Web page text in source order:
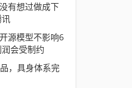
有想过做成下
源模型不影响6
会受制约
，具身体系完